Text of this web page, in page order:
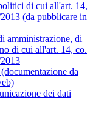
di cui all'art. 14,
(da pubblicare in
amministrazione, di
di cui all'art. 14, co.
da
dei dati